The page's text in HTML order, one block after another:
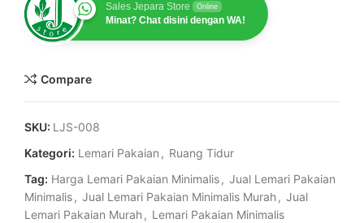
Sales Jepara Store Online
Minat? Chat disini dengan WA!
Compare
SKU: LJS-008
Kategori: Lemari Pakaian , Ruang Tidur
Tag: Harga Lemari Pakaian Minimalis, Jual Lemari Pakaian
Minimalis, Jual Lemari Pakaian Minimalis Murah, Jual
Lemari Pakaian Murah, Lemari Pakaian Minimalis